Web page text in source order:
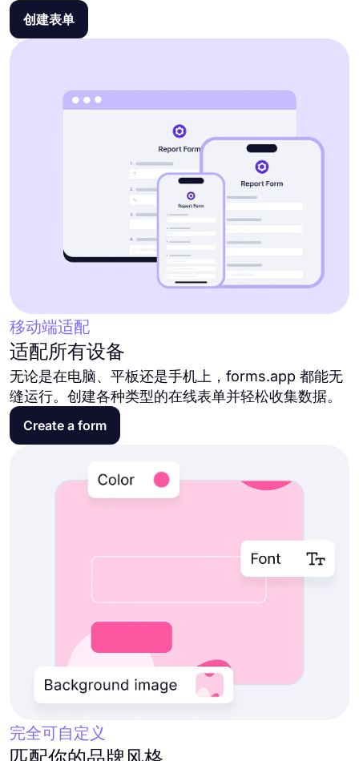
创建表单
适配所有设备
移动端适配
无论是在电脑、平板还是手机上，forms.app 都能无
缝运行。创建各种类型的在线表单并轻松收集数据。
Create a form
完全可自定义